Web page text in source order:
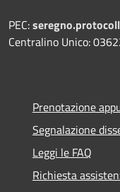
PEC:
Centralino Unico:
Prenotazione
Segnalazione
Leggi le FAQ
Richiesta